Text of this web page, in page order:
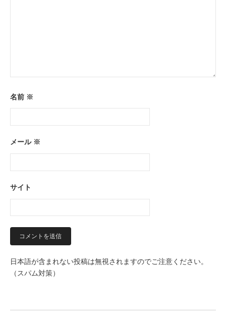
名前 ※
メール ※
サイト
日本語が含まれない投稿は無視されますのでご注意ください。
（スパム対策）